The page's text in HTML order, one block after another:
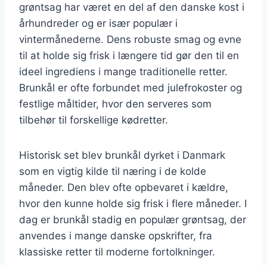
grøntsag har været en del af den danske kost i
århundreder og er især populær i
vintermånederne. Dens robuste smag og evne
til at holde sig frisk i længere tid gør den til en
ideel ingrediens i mange traditionelle retter.
Brunkål er ofte forbundet med julefrokoster og
festlige måltider, hvor den serveres som
tilbehør til forskellige kødretter.
Historisk set blev brunkål dyrket i Danmark
som en vigtig kilde til næring i de kolde
måneder. Den blev ofte opbevaret i kældre,
hvor den kunne holde sig frisk i flere måneder. I
dag er brunkål stadig en populær grøntsag, der
anvendes i mange danske opskrifter, fra
klassiske retter til moderne fortolkninger.